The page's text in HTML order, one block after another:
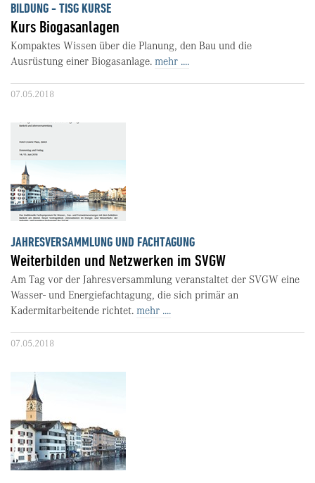
BILDUNG - TISG KURSE
Kurs Biogasanlagen
Kompaktes Wissen über die Planung, den Bau und die
Ausrüstung einer Biogasanlage. mehr ....
07.05.2018
JAHRESVERSAMMLUNG UND FACHTAGUNG
Weiterbilden und Netzwerken im SVGW
Am Tag vor der Jahresversammlung veranstaltet der SVGW eine
Wasser- und Energiefachtagung, die sich primär an
Kadermitarbeitende richtet. mehr ....
07.05.2018